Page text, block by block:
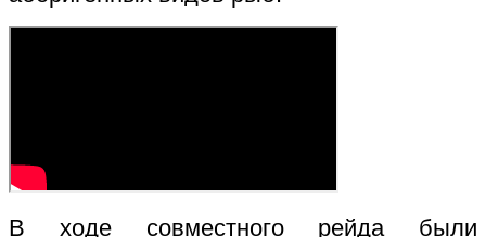
В ходе совместного рейда были